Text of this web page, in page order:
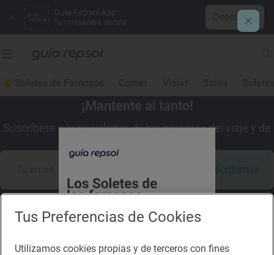
Guía Repsol App
Tu compañera de ruta Descargar
Viajar
¡Mantente al tanto!
Suscríbete a la newsletter de los amantes del viaje y de
Descárgate la App
Tus Preferencias de Cookies
Utilizamos cookies propias y de terceros con fines